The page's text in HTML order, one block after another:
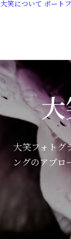
大笑について ポート
大笑フォトグ
ングのアプロ